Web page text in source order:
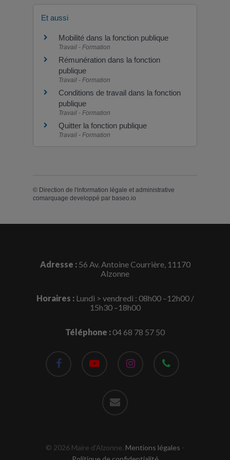
Et aussi
Mobilité dans la fonction publique
Travail - Formation
Rémunération dans la fonction
publique
Travail - Formation
Conditions de travail dans la fonction
publique
Travail - Formation
Quitter la fonction publique
Travail - Formation
© Direction de l'information légale et administrative
comarquage developpé par baseo.io
Adresse : 56 Av. Antoine Courrière, 11170
Alzonne
Horaires :Lundi > vendredi : 08h00 –12h00 /
15h30 –18h00
Téléphone :04 68 78 57 50
facebook instagram phone
© 2026 Maire d'Alzonne. Mentions légales -